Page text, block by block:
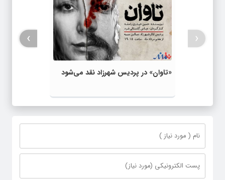
«تاوان» در پردیس شهرزاد نقد می‌شود
‹
›